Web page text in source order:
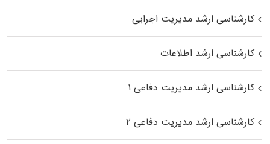
کارشناسی ارشد مدیریت اجرایی
کارشناسی ارشد اطلاعات
کارشناسی ارشد مدیریت دفاعی ۱
کارشناسی ارشد مدیریت دفاعی ۲